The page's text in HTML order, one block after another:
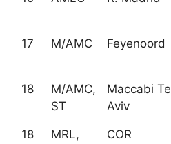
17 M/AMC Feyenoord
18
M/AMC,
ST
Maccabi
Aviv
18
MRL,
COR